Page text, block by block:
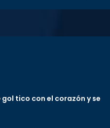
tico con el corazón y se